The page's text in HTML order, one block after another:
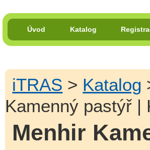
Úvod Katalog
iTRAS > Katalog
Kamenný pastýř |
Menhir